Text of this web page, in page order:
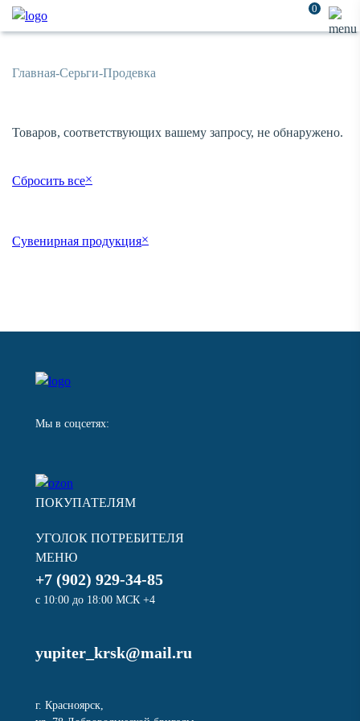
0
Главная-Серьги-Продевка
Товаров, соответствующих вашему запросу, не обнаружено.
Сбросить все×
Сувенирная продукция×
Мы в соцсетях:
ПОКУПАТЕЛЯМ
УГОЛОК ПОТРЕБИТЕЛЯ
МЕНЮ
+7 (902) 929-34-85
с 10:00 до 18:00 МСК +4
yupiter_krsk@mail.ru
г. Красноярск,